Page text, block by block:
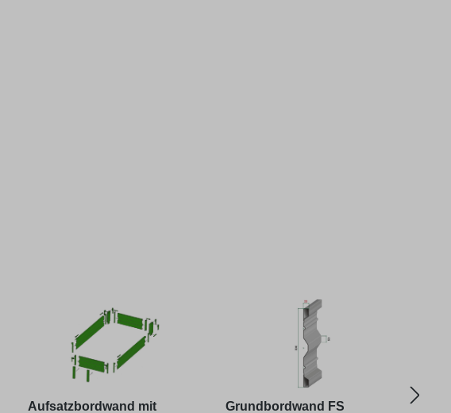
Aufsatzbordwand mit
Grundbordwand FS